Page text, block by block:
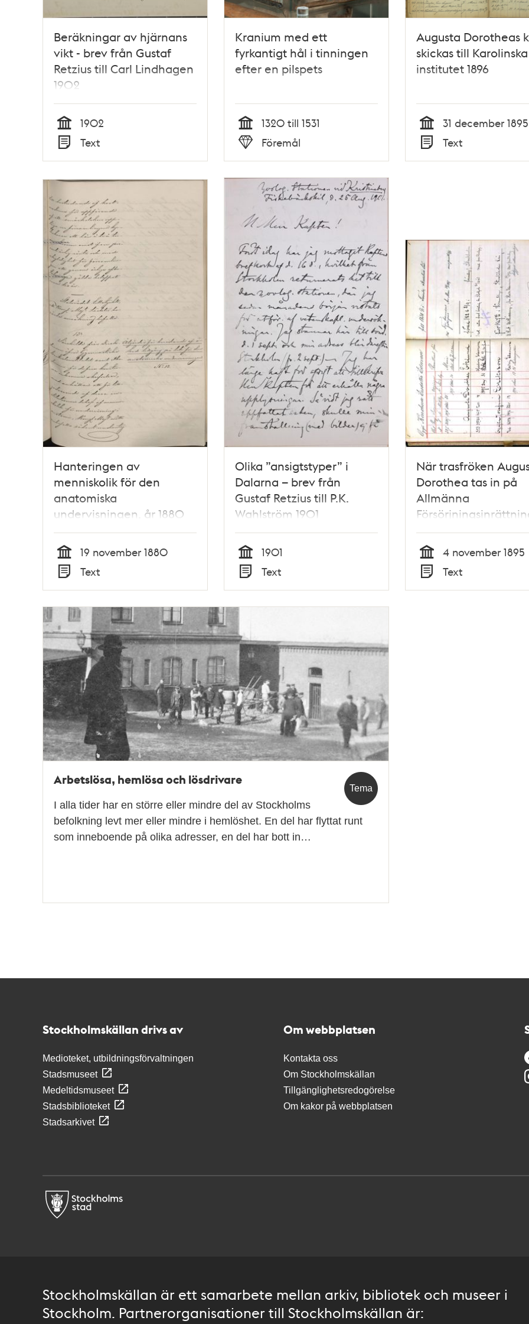
Beräkningar av hjärnans
vikt - brev från Gustaf
Retzius till Carl Lindhagen
1902
Tid
1902
Typ
Text
Kranium med ett
fyrkantigt hål i tinningen
efter en pilspets
Tid
1320 till 1531
Typ
Föremål
Augusta Dorotheas
skickas till Karolinska
institutet 1896
Tid
31 december 1895
Typ
Text
Hanteringen av
menniskolik för den
anatomiska
undervisningen, år 1880
Tid
19 november 1880
Typ
Text
Olika ”ansigtstyper” i
Dalarna – brev från
Gustaf Retzius till P.K.
Wahlström 1901
Tid
1901
Typ
Text
När trasfröken
Dorothea tas in på
Allmänna
1895
Tid
4 november 1895
Typ
Text
Tema
Arbetslösa, hemlösa och lösdrivare
I alla tider har en större eller mindre del av Stockholms
befolkning levt mer eller mindre i hemlöshet. En del har flyttat runt
som inneboende på olika adresser, en del har bott in…
Stockholmskällan drivs av
Medioteket, utbildningsförvaltningen
Stadsmuseet
Medeltidsmuseet
Stadsbiblioteket
Stadsarkivet
Om webbplatsen
Kontakta oss
Om Stockholmskällan
Tillgänglighetsredogörelse
Om kakor på webbplatsen
Stockholmskällan är ett samarbete mellan arkiv, bibliotek och museer i
Stockholm. Partnerorganisationer till Stockholmskällan är: